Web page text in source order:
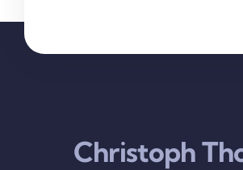
Christoph